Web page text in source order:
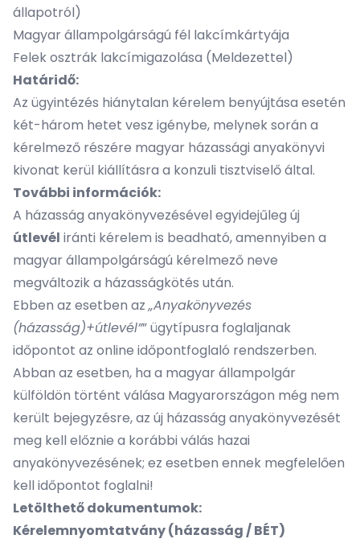
állapotról)
Magyar állampolgárságú fél lakcímkártyája
Felek osztrák lakcímigazolása (Meldezettel)
Határidő:
Az ügyintézés hiánytalan kérelem benyújtása esetén
két-három hetet vesz igénybe, melynek során a
kérelmező részére magyar házassági anyakönyvi
kivonat kerül kiállításra a konzuli tisztviselő által.
További információk:
A házasság anyakönyvezésével egyidejűleg új
útlevél iránti kérelem is beadható, amennyiben a
magyar állampolgárságú kérelmező neve
megváltozik a házasságkötés után.
Ebben az esetben az„Anyakönyvezés
(házasság)+útlevél”” ügytípusra foglaljanak
időpontot az online időpontfoglaló rendszerben.
Abban az esetben, ha a magyar állampolgár
külföldön történt válása Magyarországon még nem
került bejegyzésre, az új házasság anyakönyvezését
meg kell előznie a korábbi válás hazai
anyakönyvezésének; ez esetben ennek megfelelően
kell időpontot foglalni!
Letölthető dokumentumok:
Kérelemnyomtatvány (házasság/BÉT)